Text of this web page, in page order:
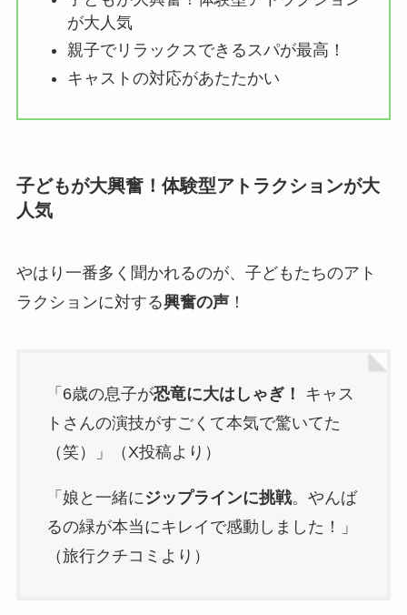
が大人気
親子でリラックスできるスパが最高！
キャストの対応があたたかい
子どもが大興奮！体験型アトラクションが大
人気
やはり一番多く聞かれるのが、子どもたちのアト
ラクションに対する興奮の声！
「6歳の息子が恐竜に大はしゃぎ！
キャス
トさんの演技がすごくて本気で驚いてた
（笑）」（X投稿より）
「娘と一緒にジップラインに挑戦。やんば
るの緑が本当にキレイで感動しました！」
（旅行クチコミより）